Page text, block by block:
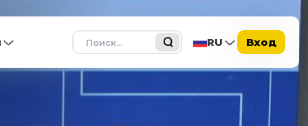
Поиск RU Вход